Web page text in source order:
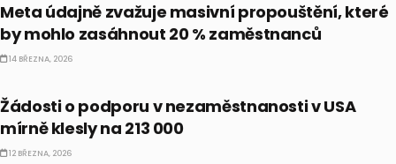
Meta údajně zvažuje masivní propouštění, které
by mohlo zasáhnout 20 % zaměstnanců
14 BŘEZNA, 2026
Žádosti o podporu v nezaměstnanosti v USA
mírně klesly na 213 000
12 BŘEZNA, 2026